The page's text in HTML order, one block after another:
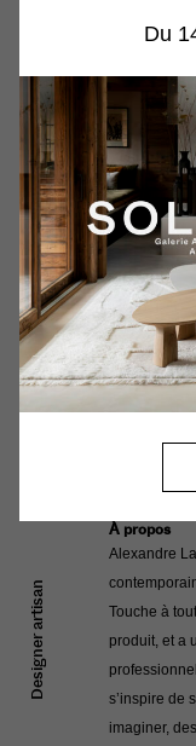
Alexandre Labruyère
Designer artisan
INSTAGRAM
FACEBOOK
CATALOGUE
À propos
Alexandre
Touche à
produit, et a
s’inspire de
imaginer,
Du